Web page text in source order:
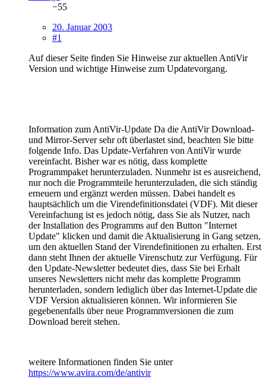
−55
20. Januar 2003
#1
Auf dieser Seite finden Sie Hinweise zur aktuellen AntiVir
Version und wichtige Hinweise zum Updatevorgang.
Information zum AntiVir-Update Da die AntiVir Download-
und Mirror-Server sehr oft überlastet sind, beachten Sie bitte
folgende Info. Das Update-Verfahren von AntiVir wurde
vereinfacht. Bisher war es nötig, dass komplette
Programmpaket herunterzuladen. Nunmehr ist es ausreichend,
nur noch die Programmteile herunterzuladen, die sich ständig
erneuern und ergänzt werden müssen. Dabei handelt es
hauptsächlich um die Virendefinitionsdatei (VDF). Mit dieser
Vereinfachung ist es jedoch nötig, dass Sie als Nutzer, nach
der Installation des Programms auf den Button "Internet
Update" klicken und damit die Aktualisierung in Gang setzen,
um den aktuellen Stand der Virendefinitionen zu erhalten. Erst
dann steht Ihnen der aktuelle Virenschutz zur Verfügung. Für
den Update-Newsletter bedeutet dies, dass Sie bei Erhalt
unseres Newsletters nicht mehr das komplette Programm
herunterladen, sondern lediglich über das Internet-Update die
VDF Version aktualisieren können. Wir informieren Sie
gegebenenfalls über neue Programmversionen die zum
Download bereit stehen.
weitere Informationen finden Sie unter
https://www.avira.com/de/antivir